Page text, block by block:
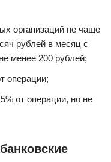
организаций не чаще
рублей в месяц с
менее 200 рублей;
операции;
от операции, но не